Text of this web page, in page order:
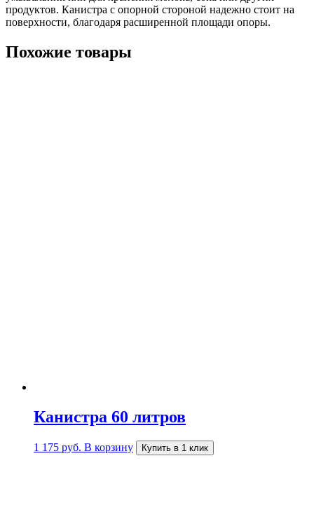
продуктов. Канистра с опорной стороной надежно стоит на
поверхности, благодаря расширенной площади опоры.
Похожие товары
Канистра 60 литров
1 175 руб. В корзину Купить в 1 клик